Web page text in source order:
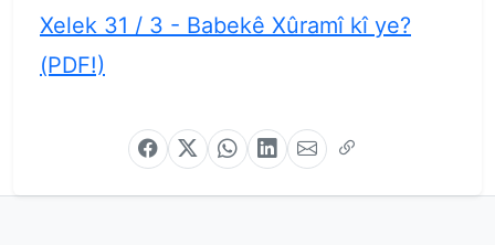
Xelek 31 / 3 - Babekê Xûramî kî ye?
(PDF!)